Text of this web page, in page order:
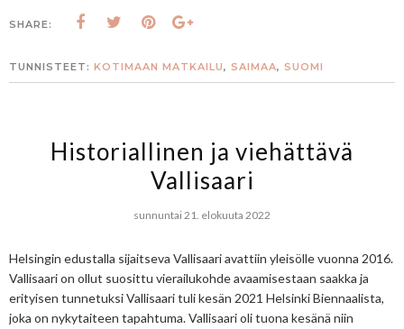
SHARE:
TUNNISTEET: KOTIMAAN MATKAILU, SAIMAA, SUOMI
Historiallinen ja viehättävä
Vallisaari
sunnuntai 21. elokuuta 2022
Helsingin edustalla sijaitseva Vallisaari avattiin yleisölle vuonna 2016.
Vallisaari on ollut suosittu vierailukohde avaamisestaan saakka ja
erityisen tunnetuksi Vallisaari tuli kesän 2021 Helsinki Biennaalista,
joka on nykytaiteen tapahtuma. Vallisaari oli tuona kesänä niin